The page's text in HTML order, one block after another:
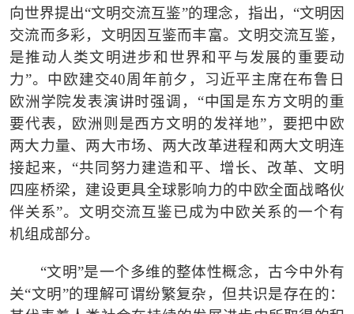
向世界提出“文明交流互鉴”的理念，指出， “文明因
交流而多彩，文明因互鉴而丰富。文明交流互鉴，
是推动人类文明进步和世界和平与发展的重要动
力”。中欧建交40周年前夕，习近平主席在布鲁日
欧洲学院发表演讲时强调， “中国是东方文明的重
要代表，欧洲则是西方文明的发祥地”，要把中欧
两大力量、两大市场、两大改革进程和两大文明连
接起来， “共同努力建造和平、增长、改革、文明
四座桥梁，建设更具全球影响力的中欧全面战略伙
伴关系”。文明交流互鉴已成为中欧关系的一个有
机组成部分。
“文明”是一个多维的整体性概念，古今中外有
关“文明”的理解可谓纷繁复杂，但共识是存在的：